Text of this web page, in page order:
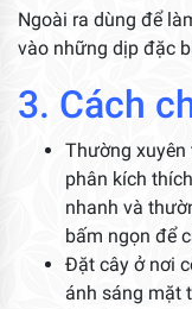
Ngoài ra dùng để
vào những dịp đặc
3. Cách
Thường
phân kích
nhanh và
bấm ngọn để
Đặt cây ở nơi
ánh sáng mặt